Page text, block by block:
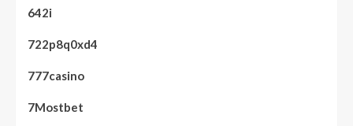
642i
722p8q0xd4
777casino
7Mostbet